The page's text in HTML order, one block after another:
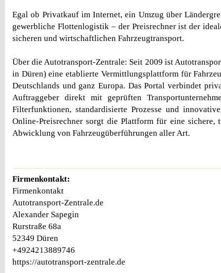
Egal ob Privatkauf im Internet, ein Umzug über
gewerbliche Flottenlogistik – der Preisrechner ist der
sicheren und wirtschaftlichen Fahrzeugtransport.
Über die Autotransport-Zentrale: Seit 2009 ist
in Düren) eine etablierte Vermittlungsplattform für
Deutschlands und ganz Europa. Das Portal verbindet
Auftraggeber direkt mit geprüften
Filterfunktionen, standardisierte Prozesse und
Online-Preisrechner sorgt die Plattform für eine sichere,
Abwicklung von Fahrzeugüberführungen aller Art.
Firmenkontakt:
Firmenkontakt
Autotransport-Zentrale.de
Alexander Sapegin
Rurstraße 68a
52349 Düren
+4924213889746
https://autotransport-zentrale.de